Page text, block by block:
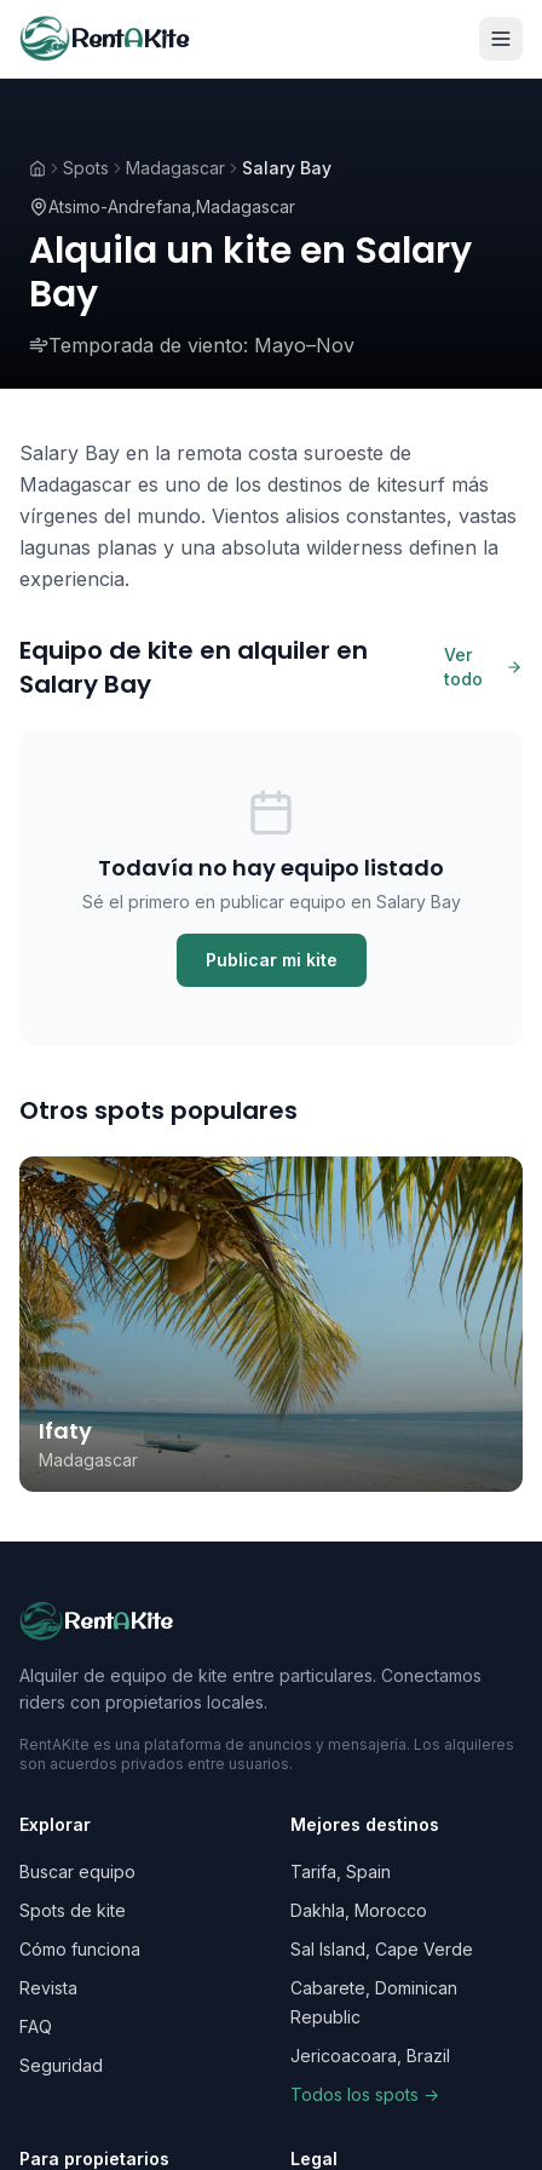
RentAKite
Spots Madagascar
Salary Bay
Atsimo-Andrefana Madagascar
Alquila un kite en Salary
Bay
Temporada de viento: Mayo–Nov
Salary Bay en la remota costa suroeste de
Madagascar es uno de los destinos de kitesurf más
vírgenes del mundo. Vientos alisios constantes, vastas
lagunas planas y una absoluta wilderness definen la
experiencia.
Equipo de kite en alquiler en
Salary Bay
Ver
todo
Todavía no hay equipo listado
Sé el primero en publicar equipo en Salary Bay
Publicar mi kite
Otros spots populares
Ifaty
Madagascar
RentAKite
Alquiler de equipo de kite entre particulares. Conectamos
riders con propietarios locales.
RentAKite es una plataforma de anuncios y mensajería. Los alquileres
son acuerdos privados entre usuarios.
Explorar
Buscar equipo
Spots de kite
Cómo funciona
Revista
FAQ
Seguridad
Mejores destinos
Tarifa, Spain
Dakhla, Morocco
Sal Island, Cape Verde
Cabarete, Dominican
Republic
Jericoacoara, Brazil
Todos los spots →
Para propietarios Legal